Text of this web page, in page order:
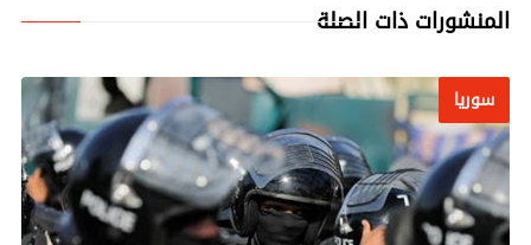
المنشورات ذات الصلة
سوريا